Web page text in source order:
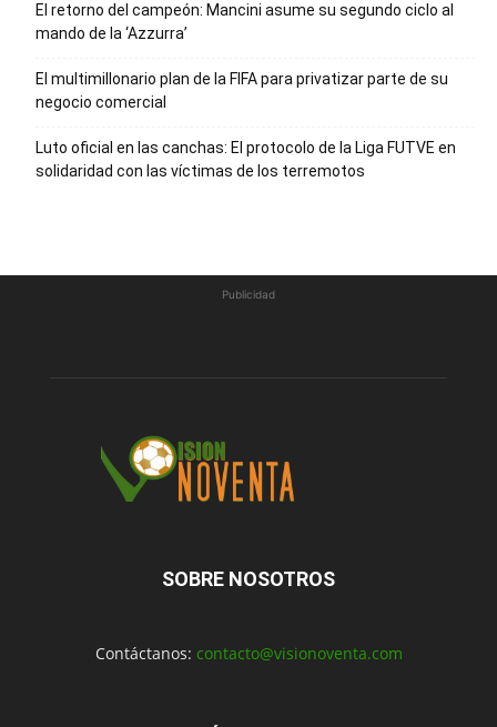
El retorno del campeón: Mancini asume su segundo ciclo al
mando de la ‘Azzurra’
El multimillonario plan de la FIFA para privatizar parte de su
negocio comercial
Luto oficial en las canchas: El protocolo de la Liga FUTVE en
solidaridad con las víctimas de los terremotos
Publicidad
SOBRE NOSOTROS
Contáctanos: contacto@visionoventa.com